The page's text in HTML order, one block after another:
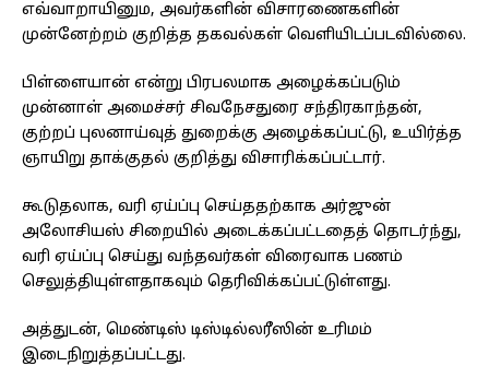
எவ்வாறாயினும, அவர்களின் விசாரணைகளின்
முன்னேற்றம் குறித்த தகவல்கள் வெளியிடப்படவில்லை.
பிள்ளையான் என்று பிரபலமாக அழைக்கப்படும்
முன்னாள் அமைச்சர் சிவநேசதுரை சந்திரகாந்தன்,
குற்றப் புலனாய்வுத் துறைக்கு அழைக்கப்பட்டு, உயிர்த்த
ஞாயிறு தாக்குதல் குறித்து விசாரிக்கப்பட்டார்.
கூடுதலாக, வரி ஏய்ப்பு செய்ததற்காக அர்ஜுன்
அலோசியஸ் சிறையில் அடைக்கப்பட்டதைத் தொடர்ந்து,
வரி ஏய்ப்பு செய்து வந்தவர்கள் விரைவாக பணம்
செலுத்தியுள்ளதாகவும் தெரிவிக்கப்பட்டுள்ளது.
அத்துடன், மெண்டிஸ் டிஸ்டில்லரீஸின் உரிமம்
இடைநிறுத்தப்பட்டது.